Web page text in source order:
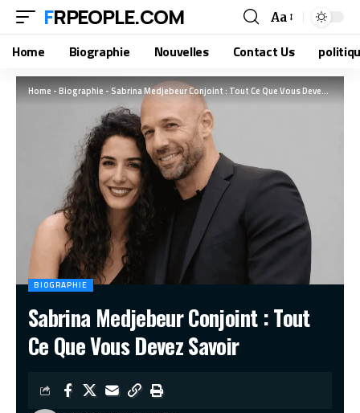
FRPEOPLE.COM Aa
Home Biographie Nouvelles Contact Us
Home -Biographie-Sabrina Medjebeur Conjoint : Tout Ce Que Vous Devez Savoir
BIOGRAPHIE
Sabrina Medjebeur Conjoint : Tout
Ce Que Vous Devez Savoir